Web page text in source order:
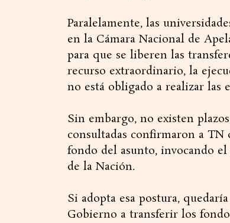
Paralelamente, las
en la Cámara Nacional de
para que se liberen las
recurso extraordinario, la
no está obligado a realizar las
Sin embargo, no existen
consultadas confirmaron a
fondo del asunto, invocando
de la Nación.
Si adopta esa postura,
Gobierno a transferir los